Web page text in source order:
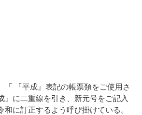
「 『平成』表記の帳票類をご使用さ
』に二重線を引き、新元号をご記入
和に訂正するよう呼び掛けている。